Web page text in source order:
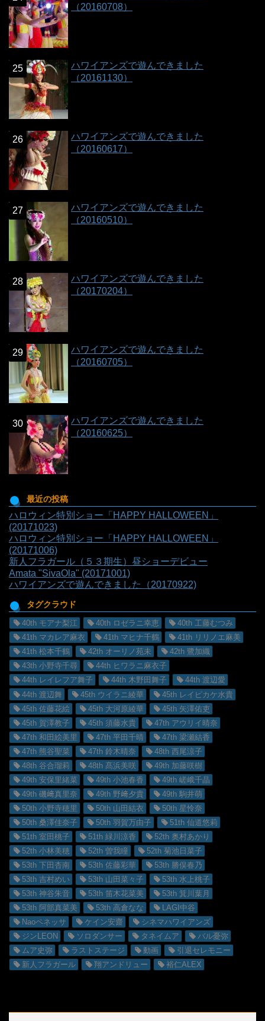
（20160708）
ハワイアンズで遊んできました
（20161130）
ハワイアンズで遊んできました
（20160617）
ハワイアンズで遊んできました
（20160510）
ハワイアンズで遊んできました
（20170204）
ハワイアンズで遊んできました
（20160705）
ハワイアンズで遊んできました
（20160625）
最近の投稿
ハロウィン特別ショー「HAPPY HALLOWEEN」
(20171023)
ハロウィン特別ショー「HAPPY HALLOWEEN」
(20171006)
新人フラガール（５３期生）昼ショーデビュー
Amata "SivaOla" (20171001)
ハワイアンズで遊んできました（20170922)
タグクラウド
40th モアナ梨江 40th ロゼラニ幸恵
40th 工藤むつみ
41th マカレア麻衣
41th マヒナ千鶴
41th リリノエ麻美
41th 松本千鶴
42th オーリノ苑未
42th 鷺加織
43th 小野寺千尋
44th ヒワラニ麻衣子
44th レイレフア舞子
44th 木野田舞子
44th 渡辺愛
44th 渡辺舞
45th ウイラニ綾華
45th レイピカケ水貴
45th 佐藤花絵
45th 大河原綾華
45th 矢澤佑吏
45th 賀澤教子
45th 須藤水貴
47th アウリイ晴奈
47th 和田絵美里
47th 平田千晴
47th 梁瀬結香
47th 熊谷聖菜
47th 鈴木晴奈
48th 西尾涼子
48th 谷合瑠莉
48th 髙浜美咲
49th 加藤咲樹
49th 安保里緒菜
49th 小池春香
49th 嵯峨千晶
49th 磯﨑真里奈
49th 野﨑夕貴
49th 駒井萌
50th 小野寺穂里
50th 山田結衣
50th 星怜奈
50th 桑澤佳奈子
50th 羽賀万由子
51th 仙道悠莉
51th 室田桃子
51th 緑川涼香
52th 奥村あかり
52th 小林美穂
52th 曽我瞳
52th 菊池日菜子
53th 下田杏南
53th 佐藤彩華
53th 勝俣春乃
53th 吉村めい
53th 山田菜々子
53th 水上桃子
53th 神谷朱音
53th 笛木花菜美
53th 箕川葉月
53th 阿部真菜美
53th 高倉なな
LAGI中谷
Naoペネッサ
ケイン安齋
シネマハワイアンズ
ジンLEON
ソロダンサー タネイムア
バル憂弥
ムア史弥
ラストステージ 動画
引退セレモニー
新人フラガール
翔アンドリュー 裕仁ALEX